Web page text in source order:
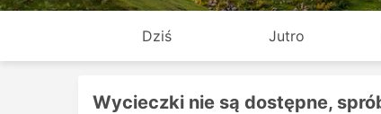
Dziś Jutro
Wycieczki nie są dostępne,